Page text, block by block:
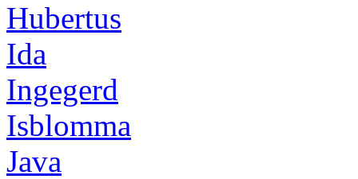
Hubertus
Ida
Ingegerd
Isblomma
Java